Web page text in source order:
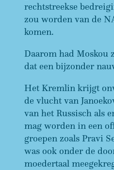
rechtstreekse
zou worden van de
komen.
Daarom had Moskou
dat een bijzonder
Het Kremlin krijgt
de vlucht van
van het Russisch als
mag worden in een
groepen zoals Pravi
was ook onder de
moedertaal